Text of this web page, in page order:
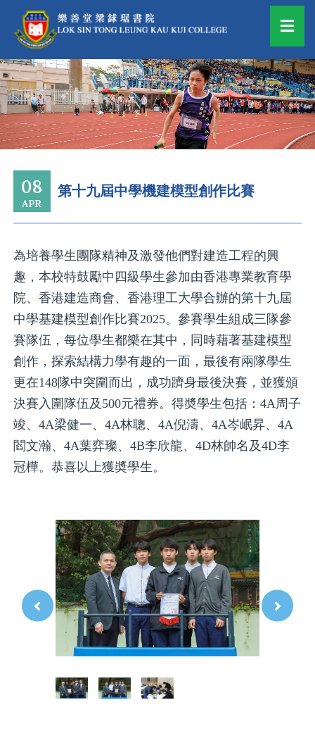
08
APR
第十九屆中學機建模型創作比賽
為培養學生團隊精神及激發他們對建造工程的興
趣，本校特鼓勵中四級學生參加由香港專業教育學
院、香港建造商會、香港理工大學合辦的第十九屆
中學基建模型創作比賽2025。參賽學生組成三隊參
賽隊伍，每位學生都樂在其中，同時藉著基建模型
創作，探索結構力學有趣的一面，最後有兩隊學生
更在148隊中突圍而出，成功躋身最後決賽，並獲頒
決賽入圍隊伍及500元禮券。得奬學生包括：4A周子
竣、4A梁健一、4A林聰、4A倪濤、4A岑岷昇、4A
閻文瀚、4A葉弈璨、4B李欣龍、4D林帥名及4D李
冠樺。恭喜以上獲奬學生。